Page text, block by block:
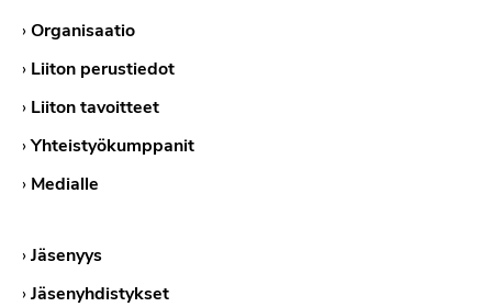
›Organisaatio
› Liiton perustiedot
› Liiton tavoitteet
›Yhteistyökumppanit
› Medialle
›Jäsenyys
›Jäsenyhdistykset